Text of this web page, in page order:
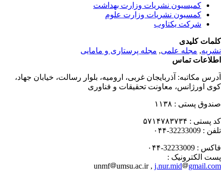
کمیسیون نشریات وزارت بهداشت
کمسیون نشریات وزارت علوم
شرکت یکتاوب
کلیدی
,مجله علمی, مجله پرستاری و مامایی
تماس
مکاتبه:آذربایجان غربی، ارومیه، بلوار رسالت، خیابان جهاد،
اورژانس، معاونت تحقیقات و فناوری
پستی : ۱۱۳۸
پستی : ۵۷۱۴۷۸۳۷۳۴
: 32233009-۰۴۴
: 32233009-۰۴۴
الکترونیک :
unmf
umsu.ac.ir ,j.nur.mid